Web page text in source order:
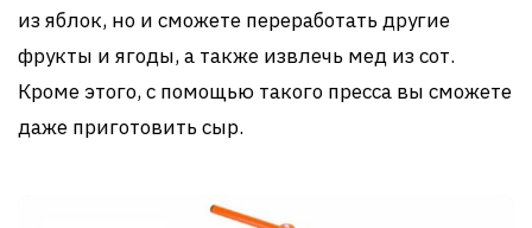
из яблок, но и сможете переработать другие
фрукты и ягоды, а также извлечь мед из сот.
Кроме этого, с помощью такого пресса вы сможете
даже приготовить сыр.